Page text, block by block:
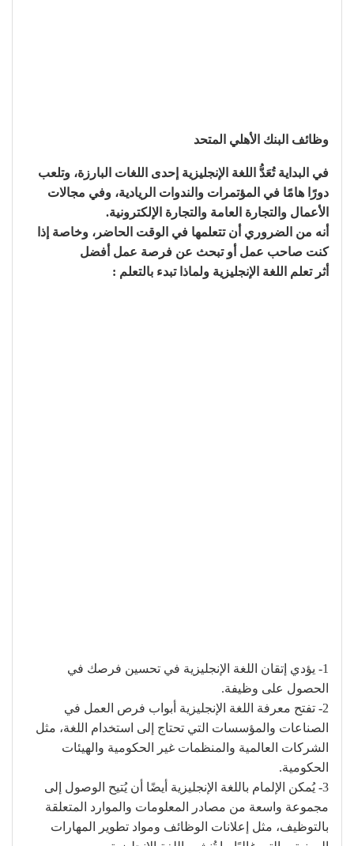
وظائف البنك الأهلي المتحد
في البداية تُعَدُّ اللغة الإنجليزية إحدى اللغات البارزة، وتلعب
دورًا هامًا في المؤتمرات والندوات الريادية، وفي مجالات
الأعمال والتجارة العامة والتجارة الإلكترونية.
أنه من الضروري أن تتعلمها في الوقت الحاضر، وخاصة إذا
كنت صاحب عمل أو تبحث عن فرصة عمل أفضل
أثر تعلم اللغة الإنجليزية ولماذا تبدء بالتعلم :
1- يؤدي إتقان اللغة الإنجليزية في تحسين فرصك في
الحصول على وظيفة.
2- تفتح معرفة اللغة الإنجليزية أبواب فرص العمل في
الصناعات والمؤسسات التي تحتاج إلى استخدام اللغة، مثل
الشركات العالمية والمنظمات غير الحكومية والهيئات
الحكومية.
3- يُمكن الإلمام باللغة الإنجليزية أيضًا أن يُتيح الوصول إلى
مجموعة واسعة من مصادر المعلومات والموارد المتعلقة
بالتوظيف، مثل إعلانات الوظائف ومواد تطوير المهارات